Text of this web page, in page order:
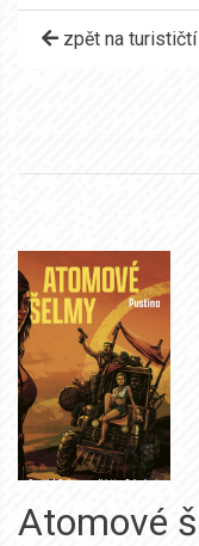
zpět na
Atomové